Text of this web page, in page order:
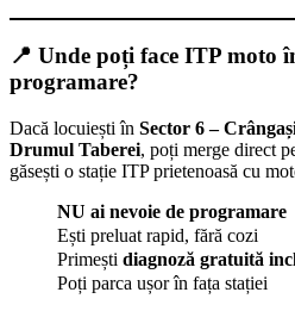
📍 Unde poți face ITP moto
programare?
Dacă locuiești în Sector 6 –
Drumul Taberei, poți merge direct
găsești o stație ITP prietenoasă cu
NU ai nevoie de programare
Ești preluat rapid, fără cozi
Primești diagnoză gratuită
Poți parca ușor în fața stației